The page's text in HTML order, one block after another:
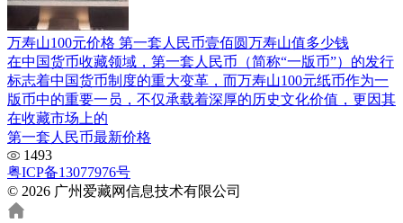
万寿山100元价格 第一套人民币壹佰圆万寿山值多少钱
在中国货币收藏领域，第一套人民币（简称“一版币”）的发行
标志着中国货币制度的重大变革，而万寿山100元纸币作为一
版币中的重要一员，不仅承载着深厚的历史文化价值，更因其
在收藏市场上的
第一套人民币最新价格
1493
粤ICP备13077976号
© 2026 广州爱藏网信息技术有限公司